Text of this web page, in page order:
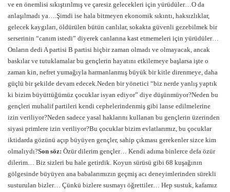
ve en önemlisi sıkıştırılmış ve çaresiz gelecekleri için yürüdüler…O da
anlaşılmadı ya….Şimdi ise hala bitmeyen ekonomik sıkıntı, haksızlıklar,
gelecek kaygıları, öldürülen bütün canlılar, sokakta güvenli gezebilmek bir
serserinin “canım istedi” diyerek canlarına kast etmemeleri için yürüdüler…
Onların dedi A partisi B partisi hiçbir zaman olmadı ve olmayacak, ancak
baskılar ve tutuklamalar bu gençlerin hayatını etkilemeye başlarsa işte o
zaman kin, nefret yumağıyla harmanlanmış büyük bir kitle direnmeye, daha
güçlü bir şekilde devam edecek.Neden bir yönetici “biz nerde yanlış yaptık
ki bizim büyüttüğümüz çocuklar isyan ediyor” diye düşünmüyor?Neden bu
gençleri muhalif partileri kendi cephelerindenmiş gibi lanse edilmelerine
izin veriliyor?Neden sadece yasal haklarını kullanan bu gençlerin üzerinden
siyasi primlere izin veriliyor?Bu çocuklar bizim evlatlarımız, bu çocuklar
iktidarda gözünü açıp büyüyen gençler, sahip çıkması gerekenler sizce kim
olmalıydı?Son söz: Özür dilerim gençler… Kendi adıma binlerce defa özür
dilerim… Biz sizleri bu hale getirdik. Koyun sürüsü gibi 68 kuşağının
gölgesinde büyüyen ana babalarımızın geçmiş acı deneyimlerinden sürekli
susturulan bizler… Çünkü bizlere susmayı öğrettiler… Hep sustuk, kafamız